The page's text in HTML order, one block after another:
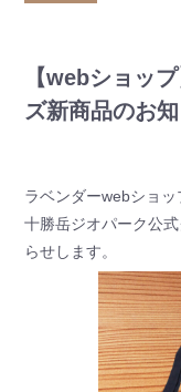
【webショッ
ズ新商品のお
ラベンダーwebショ
十勝岳ジオパーク公
らせします。